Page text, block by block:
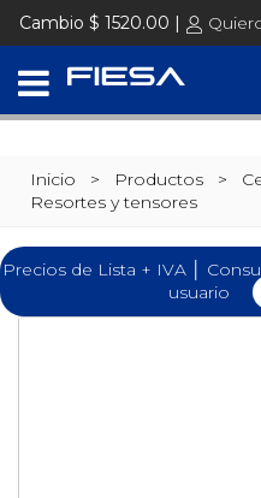
Cambio $ 1520.00 |
Inicio > Productos >
Resortes y tensores
Precios de Lista + IVA │
usuario